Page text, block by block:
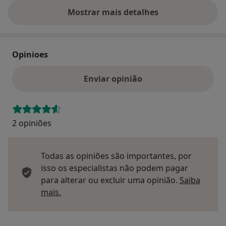
Mostrar mais detalhes
sobre o endereço
Opinioes
Enviar opinião
2 opiniões
Todas as opiniões são importantes, por
isso os especialistas não podem pagar
para alterar ou excluir uma opinião. Saiba
mais.